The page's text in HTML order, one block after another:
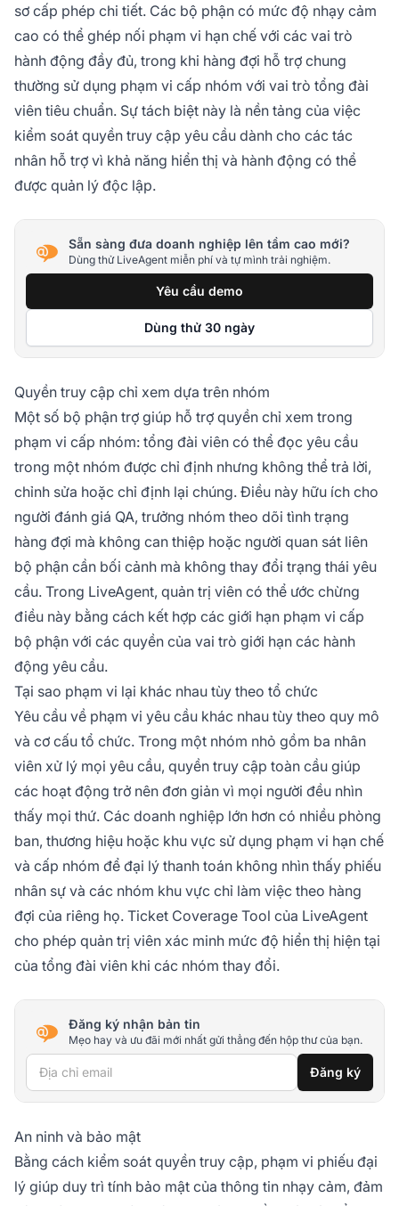
sơ cấp phép chi tiết. Các bộ phận có mức độ nhạy cảm
cao có thể ghép nối phạm vi hạn chế với các vai trò
hành động đầy đủ, trong khi hàng đợi hỗ trợ chung
thường sử dụng phạm vi cấp nhóm với vai trò tổng đài
viên tiêu chuẩn. Sự tách biệt này là nền tảng của việc
kiểm soát quyền truy cập yêu cầu dành cho các tác
nhân hỗ trợ vì khả năng hiển thị và hành động có thể
được quản lý độc lập.
Sẵn sàng đưa doanh nghiệp lên tầm cao mới?
Dùng thử LiveAgent miễn phí và tự mình trải nghiệm.
Yêu cầu demo
Dùng thử 30 ngày
Quyền truy cập chỉ xem dựa trên nhóm
Một số bộ phận trợ giúp hỗ trợ quyền chỉ xem trong
phạm vi cấp nhóm: tổng đài viên có thể đọc yêu cầu
trong một nhóm được chỉ định nhưng không thể trả lời,
chỉnh sửa hoặc chỉ định lại chúng. Điều này hữu ích cho
người đánh giá QA, trưởng nhóm theo dõi tình trạng
hàng đợi mà không can thiệp hoặc người quan sát liên
bộ phận cần bối cảnh mà không thay đổi trạng thái yêu
cầu. Trong LiveAgent, quản trị viên có thể ước chừng
điều này bằng cách kết hợp các giới hạn phạm vi cấp
bộ phận với các quyền của vai trò giới hạn các hành
động yêu cầu.
Tại sao phạm vi lại khác nhau tùy theo tổ chức
Yêu cầu về phạm vi yêu cầu khác nhau tùy theo quy mô
và cơ cấu tổ chức. Trong một nhóm nhỏ gồm ba nhân
viên xử lý mọi yêu cầu, quyền truy cập toàn cầu giúp
các hoạt động trở nên đơn giản vì mọi người đều nhìn
thấy mọi thứ. Các doanh nghiệp lớn hơn có nhiều phòng
ban, thương hiệu hoặc khu vực sử dụng phạm vi hạn chế
và cấp nhóm để đại lý thanh toán không nhìn thấy phiếu
nhân sự và các nhóm khu vực chỉ làm việc theo hàng
đợi của riêng họ. Ticket Coverage Tool của LiveAgent
cho phép quản trị viên xác minh mức độ hiển thị hiện tại
của tổng đài viên khi các nhóm thay đổi.
Đăng ký nhận bản tin
Mẹo hay và ưu đãi mới nhất gửi thẳng đến hộp thư của bạn.
Địa chỉ email Đăng ký
An ninh và bảo mật
Bằng cách kiểm soát quyền truy cập, phạm vi phiếu đại
lý giúp duy trì tính bảo mật của thông tin nhạy cảm, đảm